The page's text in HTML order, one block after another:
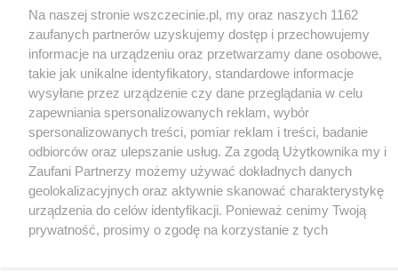
Praca Szczecin
the:protocol
POZASzczecin.pl
© 2026 wSzczecinie.pl
Created by GOD
Na naszej stronie wszczecinie.pl, my oraz naszych 1162
zaufanych partnerów uzyskujemy dostęp i przechowujemy
informacje na urządzeniu oraz przetwarzamy dane osobowe,
takie jak unikalne identyfikatory, standardowe informacje
wysyłane przez urządzenie czy dane przeglądania w celu
zapewniania spersonalizowanych reklam, wybór
spersonalizowanych treści, pomiar reklam i treści, badanie
odbiorców oraz ulepszanie usług. Za zgodą Użytkownika my i
Zaufani Partnerzy możemy używać dokładnych danych
geolokalizacyjnych oraz aktywnie skanować charakterystykę
urządzenia do celów identyfikacji. Ponieważ cenimy Twoją
prywatność, prosimy o zgodę na korzystanie z tych